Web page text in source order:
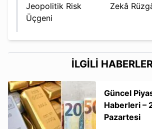
Jeopolitik Risk
Üçgeni
Zekâ
İLGİLİ
Güncel
Haberleri –
Pazartesi